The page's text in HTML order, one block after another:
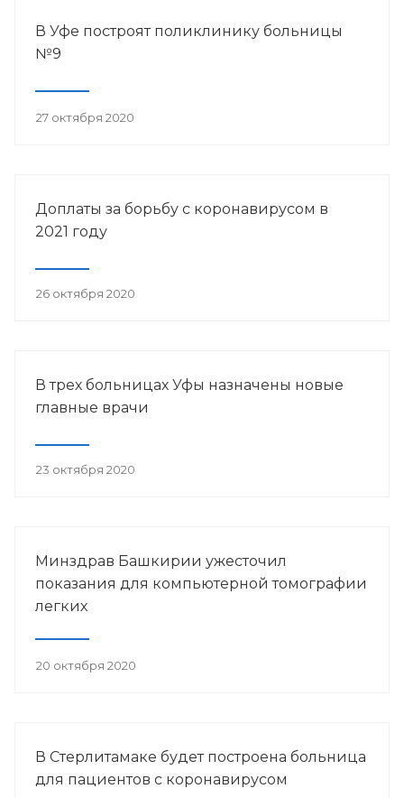
В Уфе построят поликлинику больницы
№9
27 октября 2020
Доплаты за борьбу с коронавирусом в
2021 году
26 октября 2020
В трех больницах Уфы назначены новые
главные врачи
23 октября 2020
Минздрав Башкирии ужесточил
показания для компьютерной томографии
легких
20 октября 2020
В Стерлитамаке будет построена больница
для пациентов с коронавирусом